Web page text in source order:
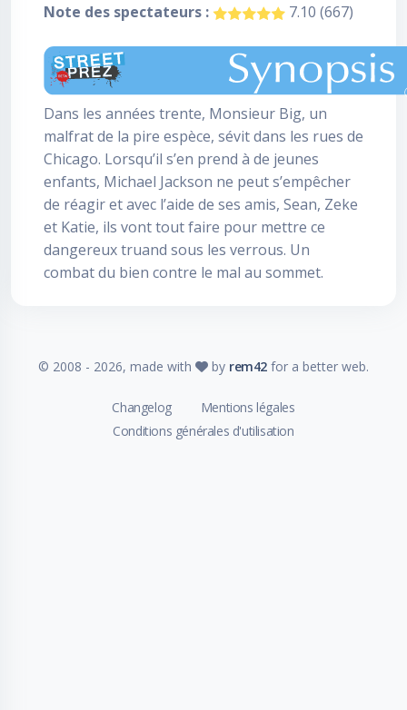
Note des spectateurs :
7.10 (667)
Dans les années trente, Monsieur Big, un
malfrat de la pire espèce, sévit dans les rues de
Chicago. Lorsqu’il s’en prend à de jeunes
enfants, Michael Jackson ne peut s’empêcher
de réagir et avec l’aide de ses amis, Sean, Zeke
et Katie, ils vont tout faire pour mettre ce
dangereux truand sous les verrous. Un
combat du bien contre le mal au sommet.
© 2008 - 2026, made with by rem42 for a better web.
Changelog
Mentions légales
Conditions générales d'utilisation